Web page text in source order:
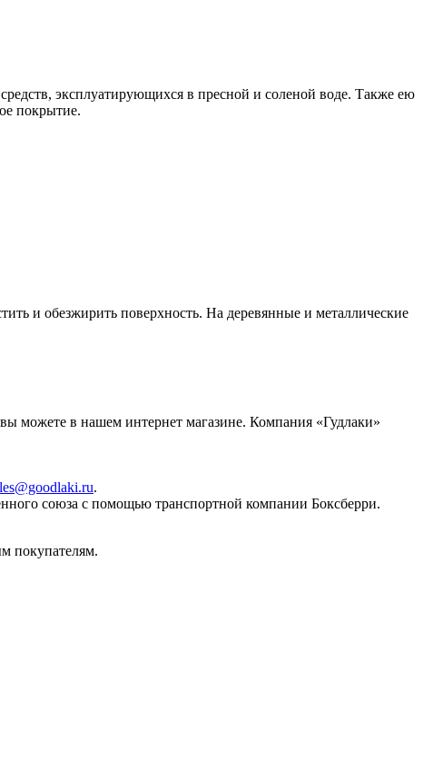
эксплуатирующихся в пресной и соленой воде. Также ею
покрытие.
и обезжирить поверхность. На деревянные и металлические
можете в нашем интернет магазине. Компания «Гудлаки»
.
союза с помощью транспортной компании Боксберри.
покупателям.